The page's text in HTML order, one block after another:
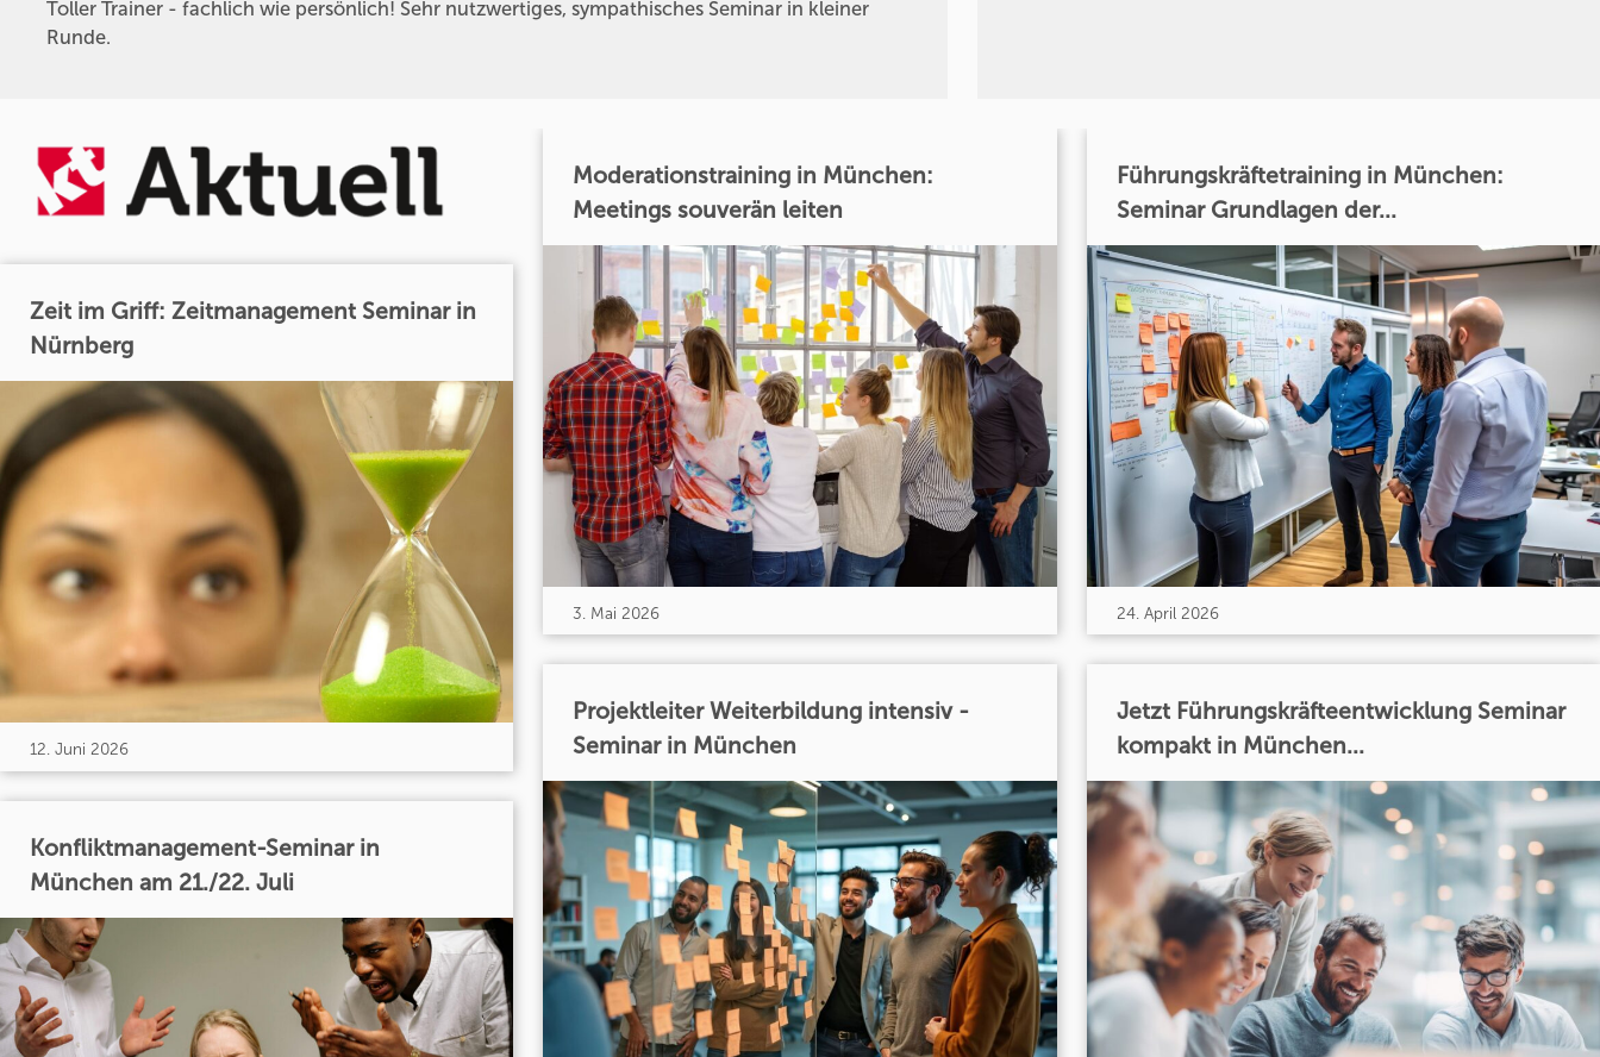
Toller Trainer - fachlich wie persönlich! Sehr nutzwertiges, sympathisches Seminar in kleiner
Runde.
Zeit im Griff: Zeitmanagement Seminar in
Nürnberg
12. Juni 2026
Konfliktmanagement-Seminar in
München am 21./22. Juli
Moderationstraining in München:
Meetings souverän leiten
3. Mai 2026
Projektleiter Weiterbildung intensiv -
Seminar in München
Führungskräftetraining in München:
Seminar Grundlagen der...
24. April 2026
Jetzt Führungskräfteentwicklung Seminar
kompakt in München...